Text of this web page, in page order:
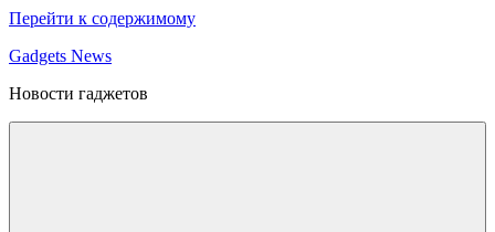
Перейти к содержимому
Gadgets News
Новости гаджетов